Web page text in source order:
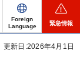
Foreign
Language
緊急情報
更新日:2026年4月1日